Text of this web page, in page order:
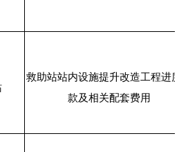
救助站站内设施提升改造工程进度
款及相关配套费用